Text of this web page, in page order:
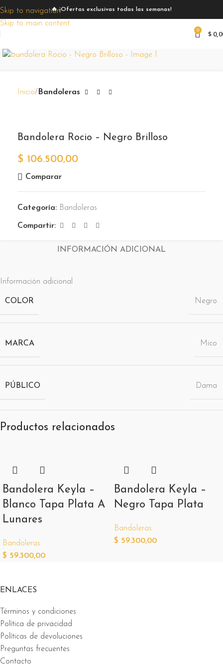
Skip to navigation
Skip to main content
🔥 ¡Ofertas exclusivas todas las semanas!
0 $
Inicio Bandoleras
Bandolera Rocio – Negro Brilloso
$ 106.500,00
Comparar
Categoría: Bandoleras
Compartir:
INFORMACIÓN ADICIONAL
Información adicional
COLOR Negro
MARCA Mico
PÚBLICO Dama
Productos relacionados
Bandolera Keyla –
Blanco Tapa Plata A
Lunares
Bandoleras
$ 59.300,00
Bandolera Keyla –
Negro Tapa Plata
Bandoleras
$ 59.300,00
ENLACES
Términos y condiciones
Política de privacidad
Políticas de devoluciones
Preguntas frecuentes
Contacto